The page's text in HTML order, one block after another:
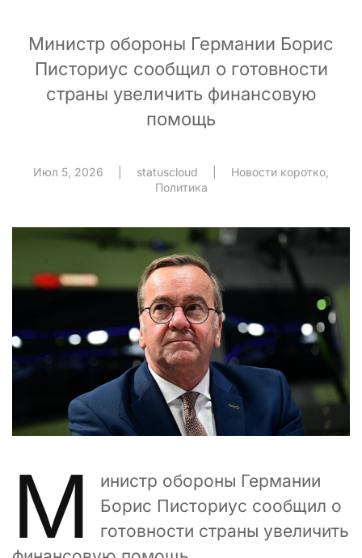
Министр обороны Германии Борис
Писториус сообщил о готовности
страны увеличить финансовую
помощь
Июл 5, 2026 statuscloud Новости коротко
Политика
М
инистр обороны Германии
Борис Писториус сообщил о
готовности страны увеличить